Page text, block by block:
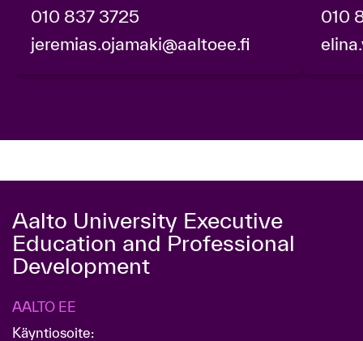
010 837 3725
jeremias.ojamaki@aaltoee.fi
010
Aalto University Executive
Education and Professional
Development
AALTO EE
Käyntiosoite: